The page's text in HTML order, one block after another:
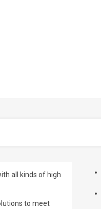
all kinds of high
to meet